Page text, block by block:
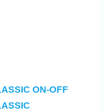
ON-OFF